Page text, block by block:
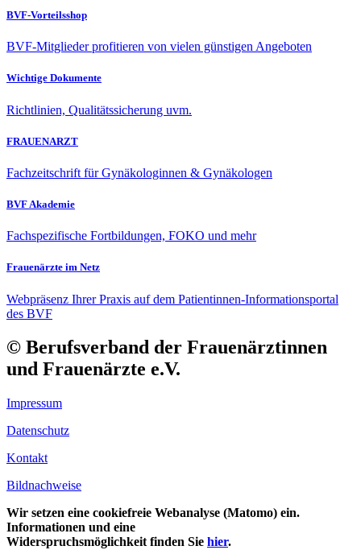
BVF-Vorteilsshop
BVF-Mitglieder profitieren von vielen günstigen Angeboten
Wichtige Dokumente
Richtlinien, Qualitätssicherung uvm.
FRAUENARZT
Fachzeitschrift für Gynäkologinnen & Gynäkologen
BVF Akademie
Fachspezifische Fortbildungen, FOKO und mehr
Frauenärzte im Netz
Webpräsenz Ihrer Praxis auf dem Patientinnen-Informationsportal
des BVF
© Berufsverband der Frauenärztinnen
und Frauenärzte e.V.
Impressum
Datenschutz
Kontakt
Bildnachweise
Wir setzen eine cookiefreie Webanalyse (Matomo) ein.
Informationen und eine
Widerspruchsmöglichkeit finden Sie hier.